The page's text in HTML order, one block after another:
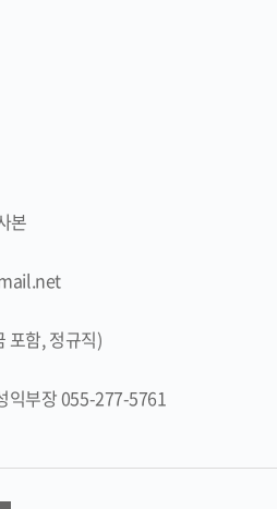
본
포함, 정규직)
익부장 055-277-5761